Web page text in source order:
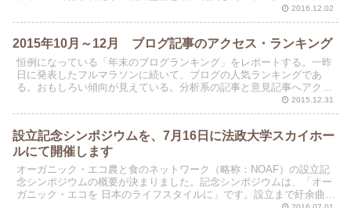
2016.12.02
2015年10月～12月 ブログ記事のアクセス・ランキング
恒例になっている「年末のブログランキング」をレポートする。一昨
日に発表したフルマラソンに続いて、ブログの人気ランキングであ
る。おもしろい傾向が見えている。分析系の記事と意見記事へアクセ
2015.12.31
設立記念シンポジウムを、7月16日に法政大学スカイホー
ルにて開催します
オーガニック・エコ農と食のネットワーク（略称：NOAF）の設立記
念シンポジウムの概要が決まりました。記念シンポジウムは、「オー
ガニック・エコを 日本のライフスタイルに」です。設立まで紆余曲折